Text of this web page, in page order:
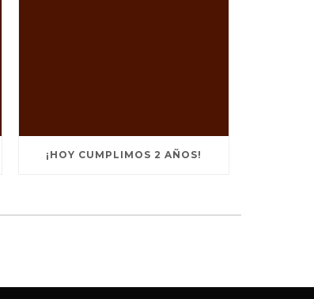
¡HOY CUMPLIMOS 2 AÑOS!